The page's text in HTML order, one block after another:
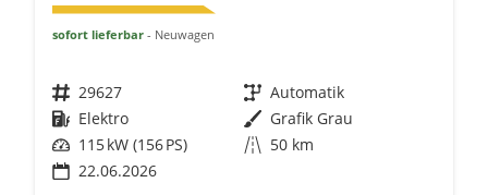
sofort lieferbar Neuwagen
Fahrzeugnr. 29627 Getriebe Automatik
Kraftstoff Elektro Außenfarbe Grafik Grau
Leistung 115 kW (156 PS) Kilometerstand 50 km
22.06.2026